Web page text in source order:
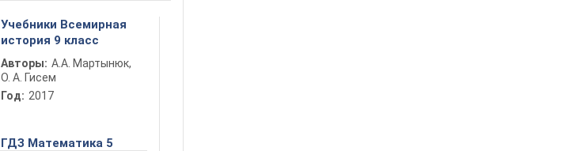
Учебники Всемирная
история 9 класс
Авторы: А.А. Мартынюк,
О. А. Гисем
Год: 2017
ГДЗ Математика 5